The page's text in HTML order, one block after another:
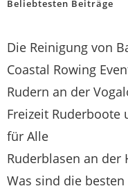
Beliebtesten Beiträge
Die Reinigung von
Coastal Rowing
Rudern an der
Freizeit Ruderboote
für Alle
Ruderblasen an der
Was sind die